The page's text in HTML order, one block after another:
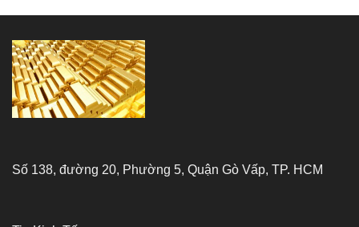
Số 138, đường 20, Phường 5, Quận Gò Vấp, TP. HCM